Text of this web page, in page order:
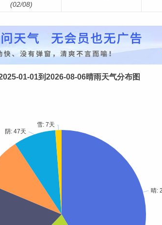
(02/08)
01-01到2026-08-06晴雨天气分布图